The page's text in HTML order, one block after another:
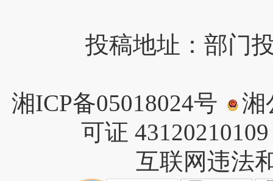
投稿地址：部门
湘ICP备05018024号
湘
可证
互联网违法